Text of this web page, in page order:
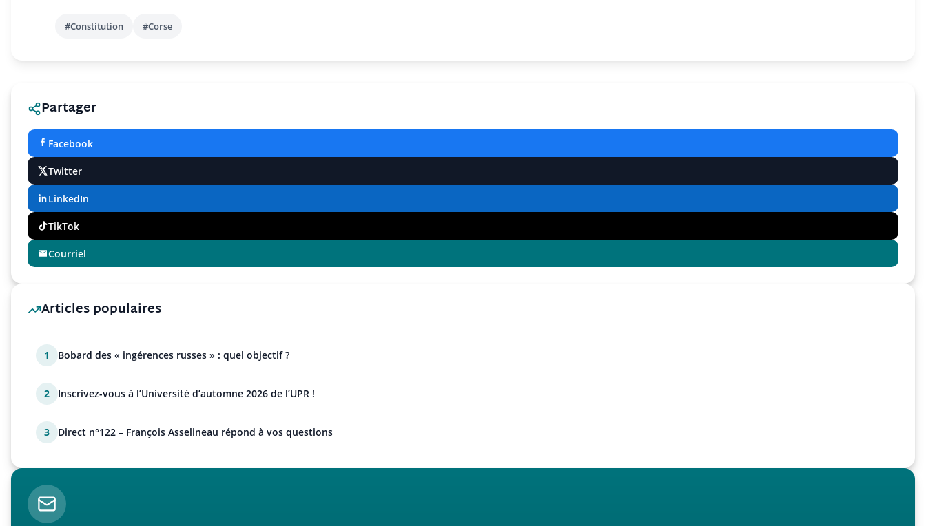
#Constitution #Corse
Partager
Facebook
Twitter
LinkedIn
TikTok
Courriel
Articles populaires
1 Bobard des « ingérences russes » : quel objectif ?
2 Inscrivez-vous à l’Université d’automne 2026 de l’UPR !
3 Direct n°122 – François Asselineau répond à vos questions